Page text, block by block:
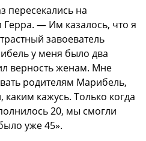
пересекались на
— Им казалось, что я
завоеватель
у меня было два
верность женам. Мне
родителям Марибель,
каким кажусь. Только когда
20, мы смогли
уже 45».